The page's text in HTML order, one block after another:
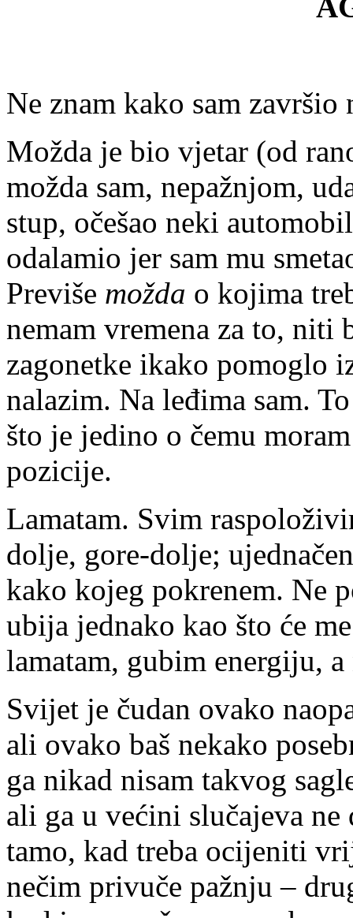
Ne znam kako sam završio
Možda je bio vjetar (od
možda sam, nepažnjom,
stup, očešao neki
odalamio jer sam mu
Previše možda o kojima
nemam vremena za to, niti
zagonetke ikako pomoglo
nalazim. Na leđima sam.
što je jedino o čemu
pozicije.
Lamatam. Svim
dolje, gore-dolje;
kako kojeg pokrenem. Ne
ubija jednako kao što će
lamatam, gubim energiju,
Svijet je čudan ovako
ali ovako baš nekako
ga nikad nisam takvog
ali ga u većini slučajeva
tamo, kad treba ocijeniti
nečim privuče pažnju –